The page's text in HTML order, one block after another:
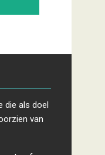
die als doel
van